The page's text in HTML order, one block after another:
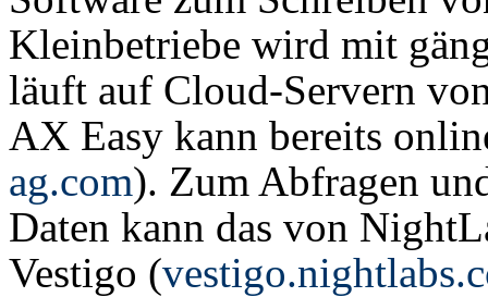
Kleinbetriebe wird mit
läuft auf Cloud-Servern
AX Easy kann bereits
ag.com). Zum Abfragen
Daten kann das von
Vestigo (